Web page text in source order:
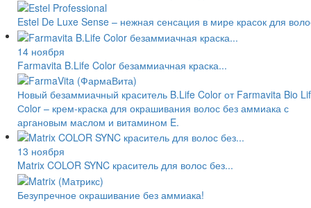
Estel De Luxe Sense – нежная сенсация в мире красок для
14 ноября
Farmavita B.Life Color безаммиачная краска...
Новый безаммиачный краситель B.Life Color от Farmavita Bio
Сolor – крем-краска для окрашивания волос без аммиака с
аргановым маслом и витамином E.
13 ноября
Matrix COLOR SYNC краситель для волос без...
Безупречное окрашивание без аммиака!